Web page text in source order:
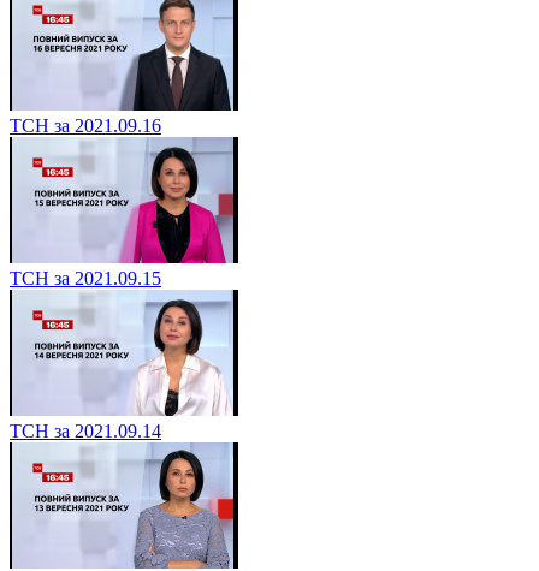
ТСН за 2021.09.16
ТСН за 2021.09.15
ТСН за 2021.09.14